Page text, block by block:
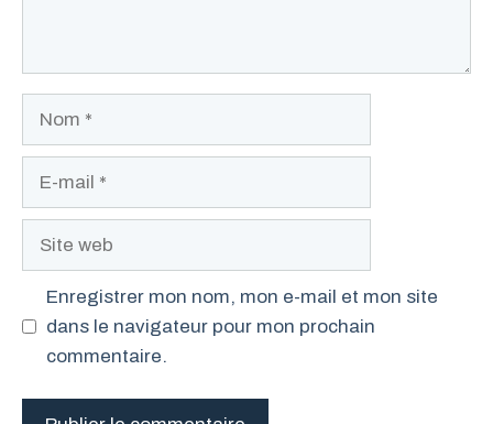
Enregistrer mon nom, mon e-mail et mon site
dans le navigateur pour mon prochain
commentaire.